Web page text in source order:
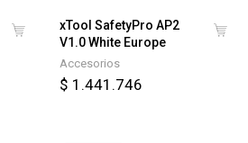
xTool SafetyPro AP2
V1.0 White Europe
Accesorios
$ 1.441.746